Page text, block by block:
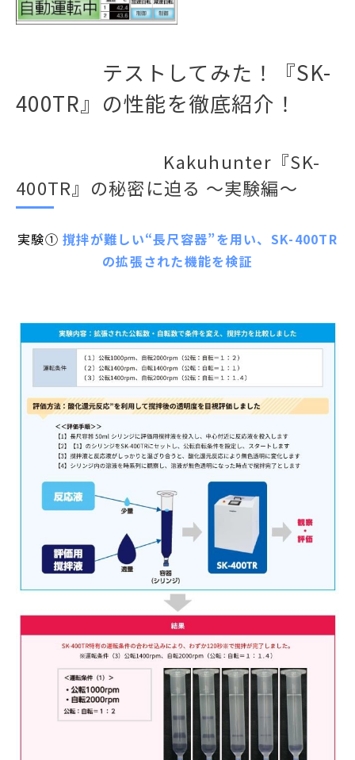
テストしてみた！『SK-
400TR』の性能を徹底紹介！
Kakuhunter『SK-
400TR』の秘密に迫る ～実験編～
実験①撹拌が難しい“長尺容器”を用い、SK-400TR
の拡張された機能を検証